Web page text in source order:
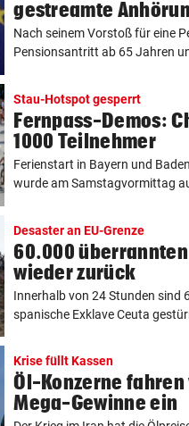
gestreamte
Nach seinem Vorstoß für eine
Pensionsantritt ab 65 Jahren
Stau-Hotspot gesperrt
Fernpass-Demos:
1000 Teilnehmer
Ferienstart in Bayern und
wurde am Samstagvormittag
Desaster an EU-Grenze
60.000
wieder zurück
Innerhalb von 24 Stunden sind
spanische Exklave Ceuta
Krise füllt Kassen
Öl-Konzerne fahren
Mega-Gewinne ein